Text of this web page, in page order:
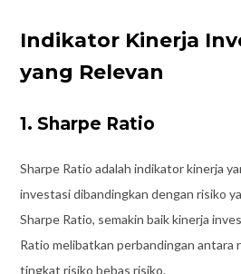
Indikator Kinerja
yang Relevan
1. Sharpe Ratio
Sharpe Ratio adalah indikator kinerja
investasi dibandingkan dengan risiko
Sharpe Ratio, semakin baik kinerja
Ratio melibatkan perbandingan
tingkat risiko bebas risiko.